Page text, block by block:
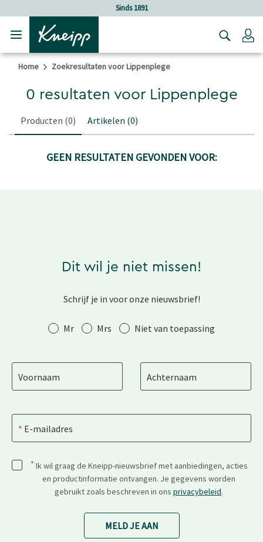
Verder gaan naar hoofdinhoud.Sinds 1891
Home Zoekresultaten voor Lippenplege
0 resultaten voor Lippenplege
Producten (0) Artikelen (0)
GEEN RESULTATEN GEVONDEN VOOR:
Dit wil je niet missen!
Schrijf je in voor onze nieuwsbrief!
Aanhef Mr Mrs Niet van toepassing
Voornaam Achternaam
E-mailadres
* Ik wil graag de Kneipp-nieuwsbrief met aanbiedingen, acties
en productinformatie ontvangen. Je gegevens worden
gebruikt zoals beschreven in ons privacybeleid.
MELD JE AAN